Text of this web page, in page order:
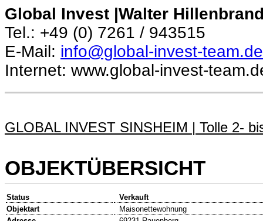
Global Invest |Walter
Tel.: +49 (0) 7261 / 943515
E-Mail: info@global-invest-team.de
Internet: www.global-invest-
GLOBAL INVEST SINSHEIM | Tolle 2-
OBJEKTÜBERSICHT
Status
Verkauft
Objektart
Maisonettewohnung